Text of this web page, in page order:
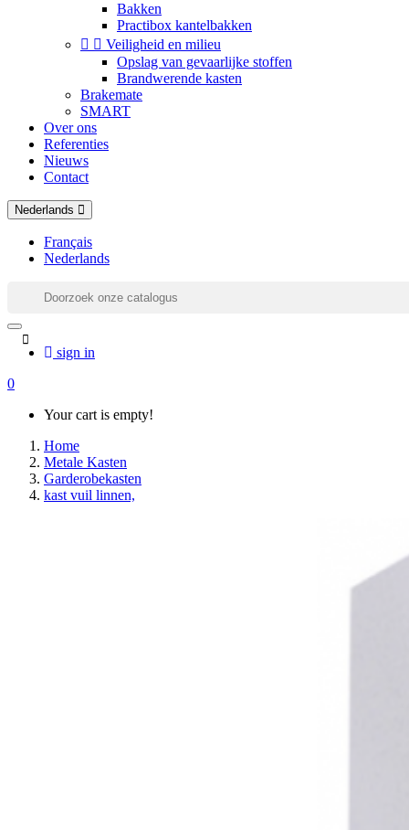
Bakken
Practibox kantelbakken
  Veiligheid en milieu
Opslag van gevaarlijke stoffen
Brandwerende kasten
Brakemate
SMART
Over ons
Referenties
Nieuws
Contact
Nederlands
Français
Nederlands
sign in
0
Your cart is empty!
Home
Metale Kasten
Garderobekasten
kast vuil linnen,